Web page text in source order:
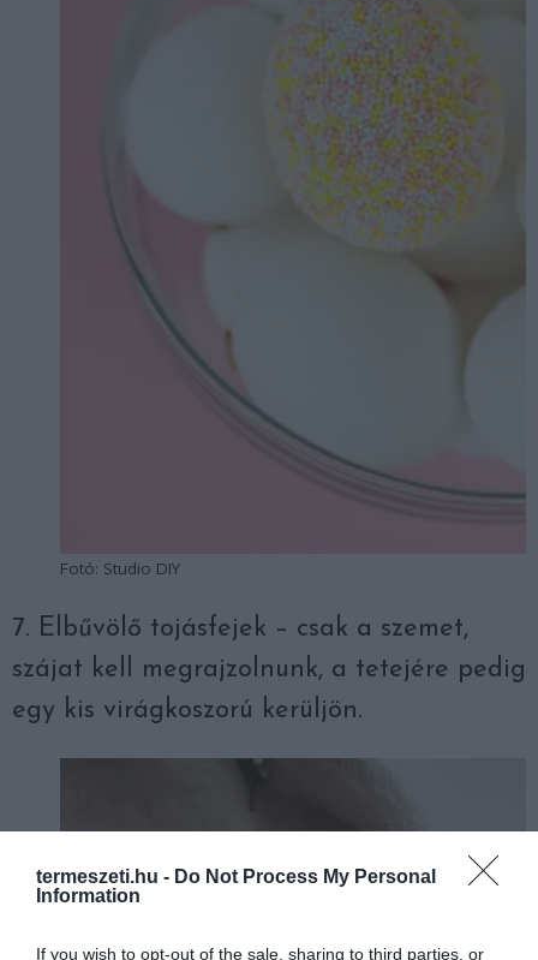
termeszeti.hu - Do Not Process My Personal
Information
If you wish to opt-out of the sale, sharing to third parties, or
Fotó: Studio DIY
7. Elbűvölő tojásfejek – csak a szemet,
szájat kell megrajzolnunk, a tetejére pedig
egy kis virágkoszorú kerüljön.